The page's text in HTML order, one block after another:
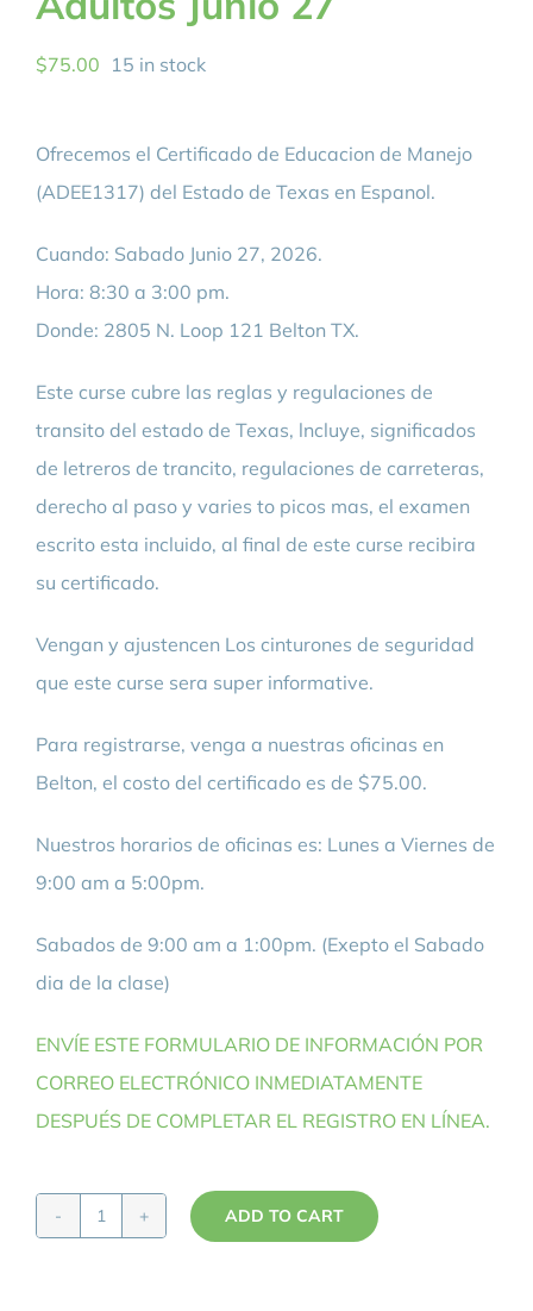
$75.00 15 in stock
Ofrecemos el Certificado de Educacion de Manejo
(ADEE1317) del Estado de Texas en Espanol.
Cuando: Sabado Junio 27, 2026.
Hora: 8:30 a 3:00 pm.
Donde: 2805 N. Loop 121 Belton TX.
Este curse cubre las reglas y regulaciones de
transito del estado de Texas, lncluye, significados
de letreros de trancito, regulaciones de carreteras,
derecho al paso y varies to picos mas, el examen
escrito esta incluido, al final de este curse recibira
su certificado.
Vengan y ajustencen Los cinturones de seguridad
que este curse sera super informative.
Para registrarse, venga a nuestras oficinas en
Belton, el costo del certificado es de $75.00.
Nuestros horarios de oficinas es: Lunes a Viernes de
9:00 am a 5:00pm.
Sabados de 9:00 am a 1:00pm. (Exepto el Sabado
dia de la clase)
ENVÍE ESTE FORMULARIO DE INFORMACIÓN POR
CORREO ELECTRÓNICO INMEDIATAMENTE
DESPUÉS DE COMPLETAR EL REGISTRO EN LÍNEA.
Aula
ADD TO CART